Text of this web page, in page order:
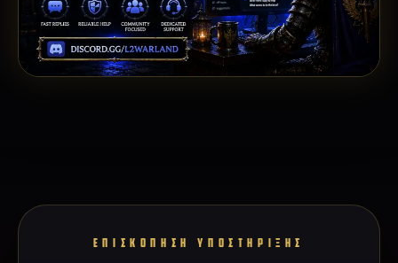
ΕΠΙΣΚΟΠΗΣΗ ΥΠΟΣΤΗΡΙΞΗΣ